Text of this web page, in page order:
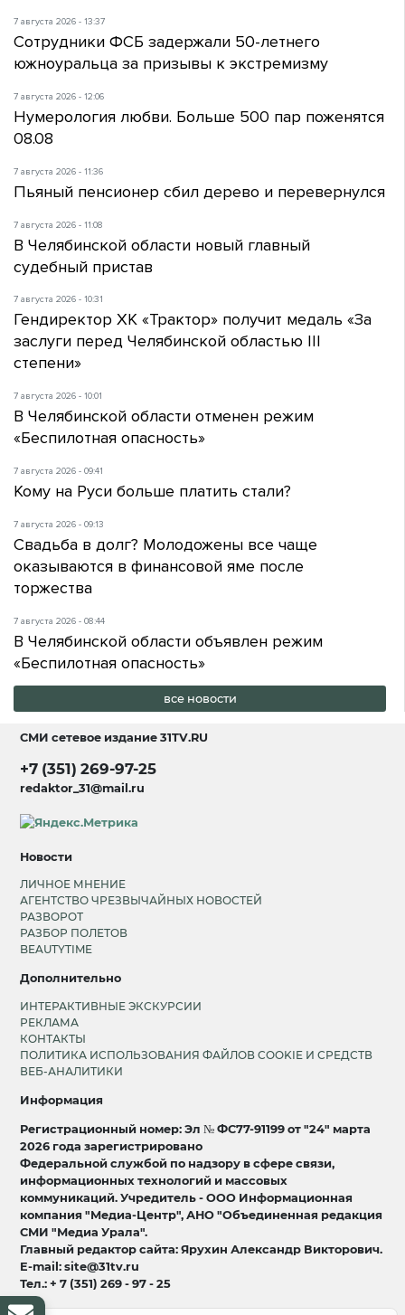
7 августа 2026 - 13:37
Сотрудники ФСБ задержали 50-летнего
южноуральца за призывы к экстремизму
7 августа 2026 - 12:06
Нумерология любви. Больше 500 пар поженятся
08.08
7 августа 2026 - 11:36
Пьяный пенсионер сбил дерево и перевернулся
7 августа 2026 - 11:08
В Челябинской области новый главный
судебный пристав
7 августа 2026 - 10:31
Гендиректор ХК «Трактор» получит медаль «За
заслуги перед Челябинской областью III
степени»
7 августа 2026 - 10:01
В Челябинской области отменен режим
«Беспилотная опасность»
7 августа 2026 - 09:41
Кому на Руси больше платить стали?
7 августа 2026 - 09:13
Свадьба в долг? Молодожены все чаще
оказываются в финансовой яме после
торжества
7 августа 2026 - 08:44
В Челябинской области объявлен режим
«Беспилотная опасность»
все новости
СМИ сетевое издание31TV.RU
+7 (351) 269-97-25
redaktor_31@mail.ru
Новости
ЛИЧНОЕ МНЕНИЕ
АГЕНТСТВО ЧРЕЗВЫЧАЙНЫХ НОВОСТЕЙ
РАЗВОРОТ
РАЗБОР ПОЛЕТОВ
BEAUTYTIME
Дополнительно
ИНТЕРАКТИВНЫЕ ЭКСКУРСИИ
РЕКЛАМА
КОНТАКТЫ
ПОЛИТИКА ИСПОЛЬЗОВАНИЯ ФАЙЛОВ COOKIE И СРЕДСТВ
ВЕБ-АНАЛИТИКИ
Информация
Регистрационный номер: Эл № ФС77-91199 от "24" марта
2026 года зарегистрировано
Федеральной службой по надзору в сфере связи,
информационных технологий и массовых
коммуникаций. Учредитель - ООО Информационная
компания "Медиа-Центр", АНО "Объединенная редакция
СМИ "Медиа Урала".
Главный редактор сайта: Ярухин Александр Викторович.
E-mail: site@31tv.ru
Тел.: + 7 (351) 269 - 97 - 25
18+